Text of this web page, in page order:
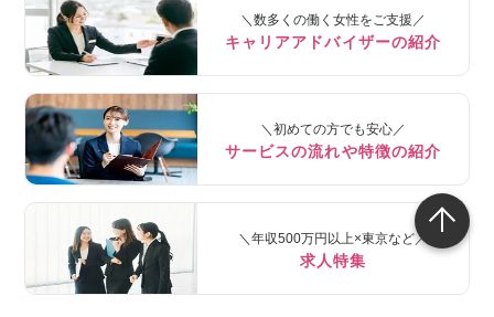
＼数多くの働く女性をご支援／
キャリアアドバイザーの紹介
＼初めての方でも安心／
サービスの流れや特徴の紹介
＼年収500万円以上×東京など／
求人特集